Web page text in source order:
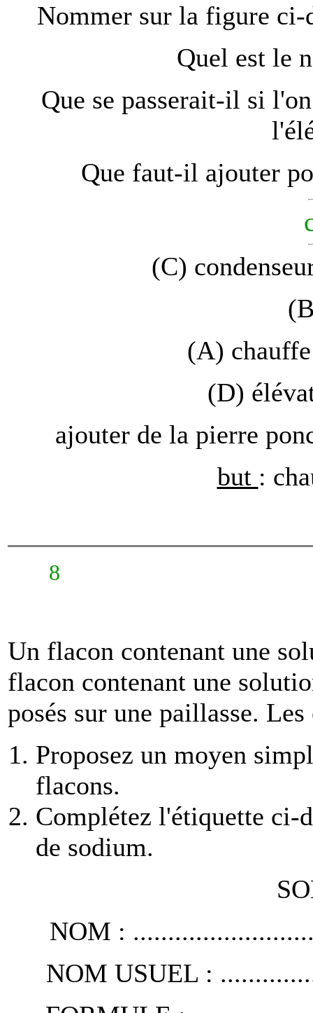
Nommer sur la figure ci-
Quel est le
Que se passerait-il si
Que faut-il ajouter
(C)
(A)
(D)
ajouter de la pierre
but :
8
Un flacon contenant une
flacon contenant une
posés sur une paillasse.
Proposez un moyen
flacons.
Complétez l'étiquette ci-
de sodium.
NOM :
NOM USUEL :